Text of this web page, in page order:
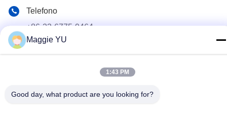
Telefono
+86-23-6775-9464
4FL, B3 Saturn Builing, strada della stella di no. 98, nuova
Maggie YU
1:43 PM
Good day, what product are you looking for?